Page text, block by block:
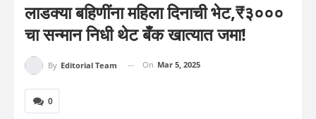
लाडक्या बहिणींना महिला दिनाची भेट,₹३०००
चा सन्मान निधी थेट बँक खात्यात जमा!
By Editorial Team On Mar 5, 2025
0